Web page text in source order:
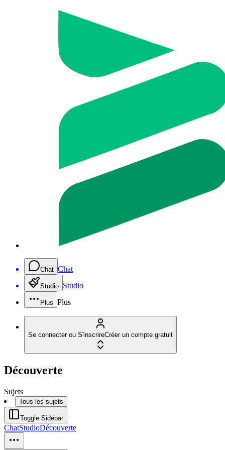
Chat Chat
Studio Studio
Plus Plus
Se connecter ou S'inscrireCréer un compte gratuit
Découverte
Sujets
Tous les sujets
Toggle Sidebar
ChatStudioDécouverte